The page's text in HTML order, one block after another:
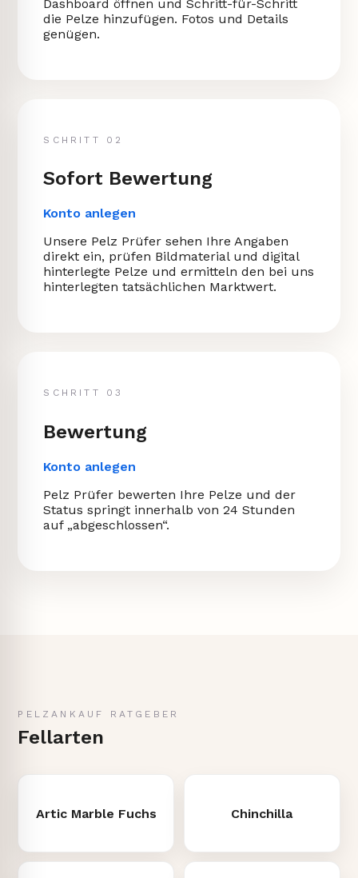
Dashboard öffnen und Schritt-für-Schritt
die Pelze hinzufügen. Fotos und Details
genügen.
SCHRITT 02
Sofort Bewertung
Konto anlegen
Unsere Pelz Prüfer sehen Ihre Angaben
direkt ein, prüfen Bildmaterial und digital
hinterlegte Pelze und ermitteln den bei uns
hinterlegten tatsächlichen Marktwert.
SCHRITT 03
Bewertung
Konto anlegen
Pelz Prüfer bewerten Ihre Pelze und der
Status springt innerhalb von 24 Stunden
auf „abgeschlossen“.
PELZANKAUF RATGEBER
Fellarten
Artic Marble Fuchs Chinchilla